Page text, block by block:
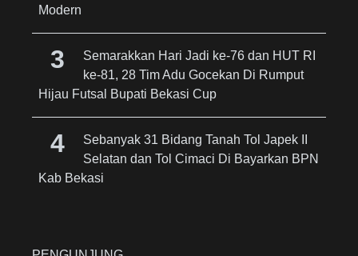
Modern
Semarakkan Hari Jadi ke-76 dan HUT RI
ke-81, 28 Tim Adu Gocekan Di Rumput
Hijau Futsal Bupati Bekasi Cup
Sebanyak 31 Bidang Tanah Tol Japek II
Selatan dan Tol Cimaci Di Bayarkan BPN
Kab Bekasi